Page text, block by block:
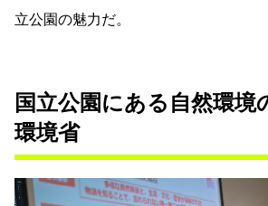
立公園の魅力だ。
国立公園にある自然環境
環境省